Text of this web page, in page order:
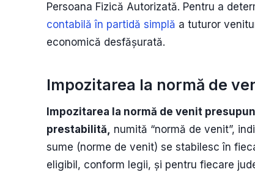
Persoana Fizică Autorizată. Pentru a
contabilă în partidă simplă a tuturor
economică desfășurată.
Impozitarea la normă de
Impozitarea la normă de venit
prestabilită, numită “normă de venit”,
sume (norme de venit) se stabilesc în
eligibil, conform legii, și pentru fiecare